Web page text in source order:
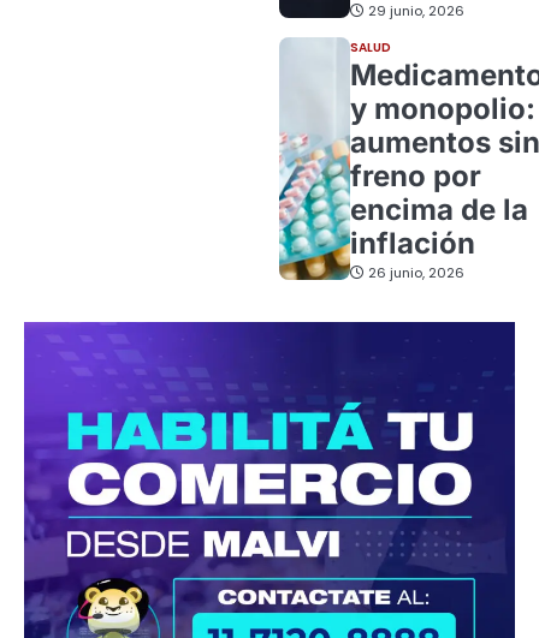
29 junio, 2026
SALUD
y monopolio:
aumentos sin
freno por
encima de la
inflación
26 junio, 2026